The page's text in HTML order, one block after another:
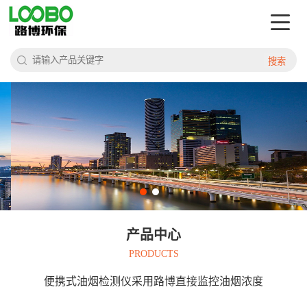
搜索
产品中心
PRODUCTS
便携式油烟检测仪采用路博直接监控油烟浓度